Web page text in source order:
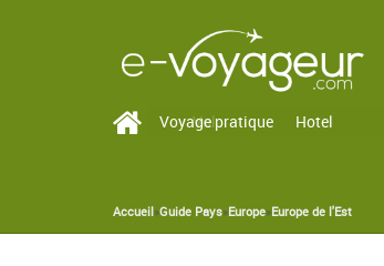
Vol Hotel
Voyage pratique
You are here
Accueil»Guide Pays»Europe»Europe de l'Est